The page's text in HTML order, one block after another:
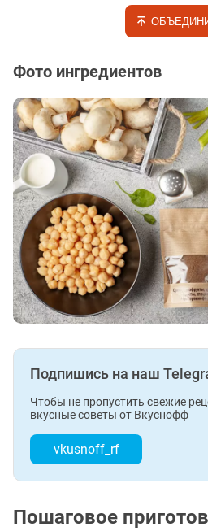
Фото ингредиентов
Подпишись на наш
Чтобы не пропустить свежие
вкусные советы от Вкуснофф
vkusnoff_rf
Пошаговое